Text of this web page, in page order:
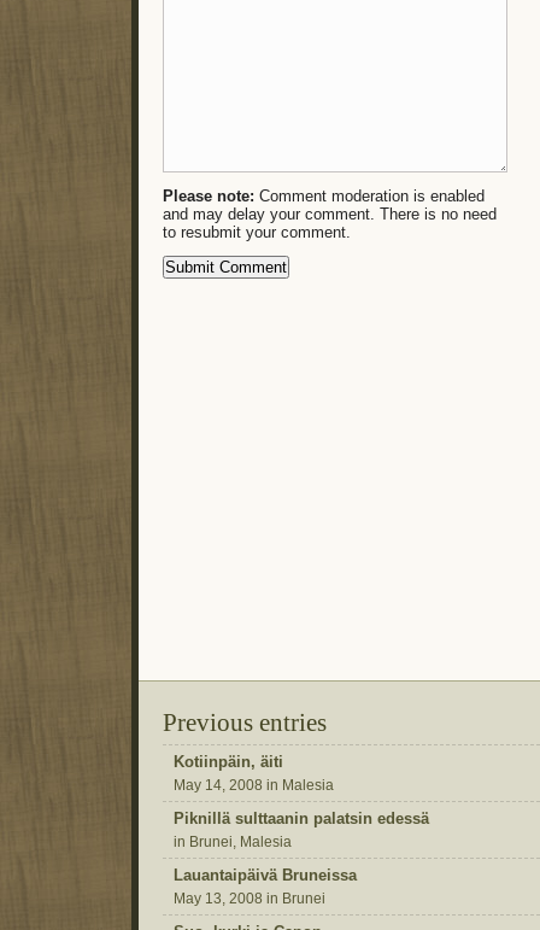
Please note: Comment moderation is enabled
and may delay your comment. There is no need
to resubmit your comment.
Previous entries
Kotiinpäin, äiti
May 14, 2008 in Malesia
Piknillä sulttaanin palatsin edessä
in Brunei, Malesia
Lauantaipäivä Bruneissa
May 13, 2008 in Brunei